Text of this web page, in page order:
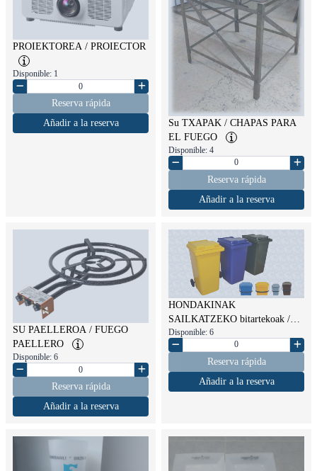
PROIEKTOREA / PROIECTOR
Disponible: 1
Reserva rápida
Añadir a la reserva
Su TXAPAK / CHAPAS PARA
EL FUEGO
Disponible: 4
Reserva rápida
Añadir a la reserva
SU PAELLEROA / FUEGO
PAELLERO
Disponible: 6
Reserva rápida
Añadir a la reserva
HONDAKINAK
SAILKATZEKO bitartekoak /
MEDIOS PARA CLASIFICAR
LOS RESIDUOS
Disponible: 6
Reserva rápida
Añadir a la reserva